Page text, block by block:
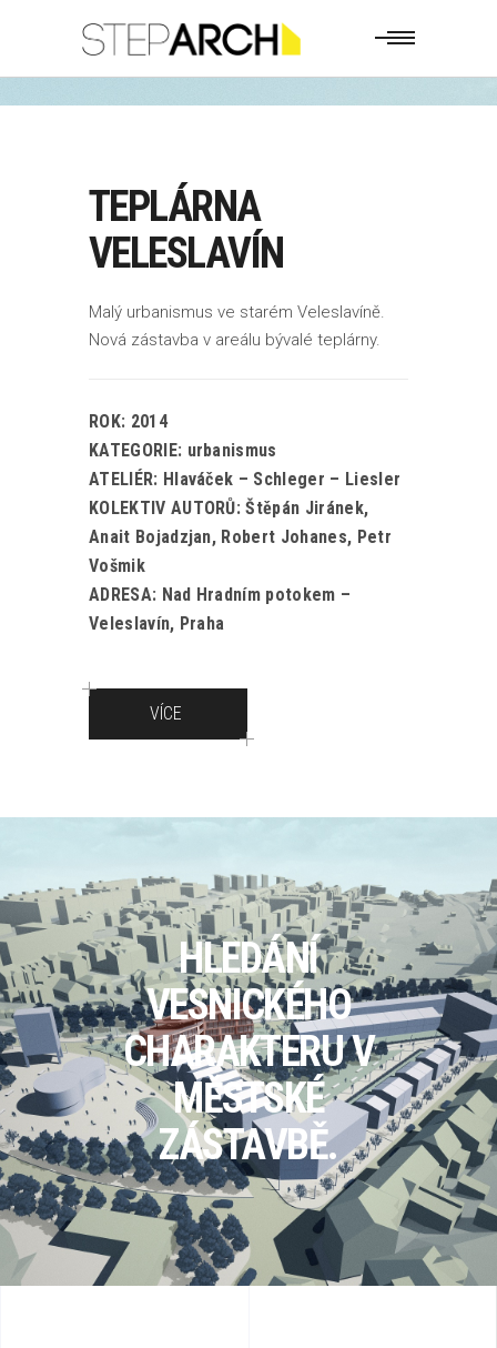
TEPLÁRNA
VELESLAVÍN
Malý urbanismus ve starém Veleslavíně.
Nová zástavba v areálu bývalé teplárny.
ROK: 2014
KATEGORIE: urbanismus
ATELIÉR: Hlaváček – Schleger – Liesler
KOLEKTIV AUTORŮ: Štěpán Jiránek,
Anait Bojadzjan, Robert Johanes, Petr
Vošmik
ADRESA: Nad Hradním potokem –
Veleslavín, Praha
VÍCE
HLEDÁNÍ
VESNICKÉHO
CHARAKTERU V
MĚSTSKÉ
ZÁSTAVBĚ.